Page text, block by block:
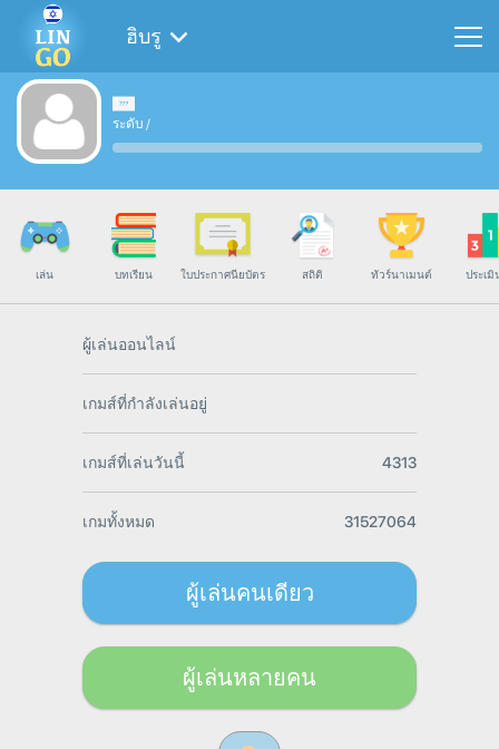
ฮิบรู
ระดับ /
เล่น บทเรียน ใบประกาศนียบัตร สถิติ ทัวร์นาเมนต์ ประเมิ
ผู้เล่นออนไลน์
เกมส์ที่กำลังเล่นอยู่
เกมส์ที่เล่นวันนี้ 4313
เกมทั้งหมด 31527064
ผู้เล่นคนเดียว
ผู้เล่นหลายคน